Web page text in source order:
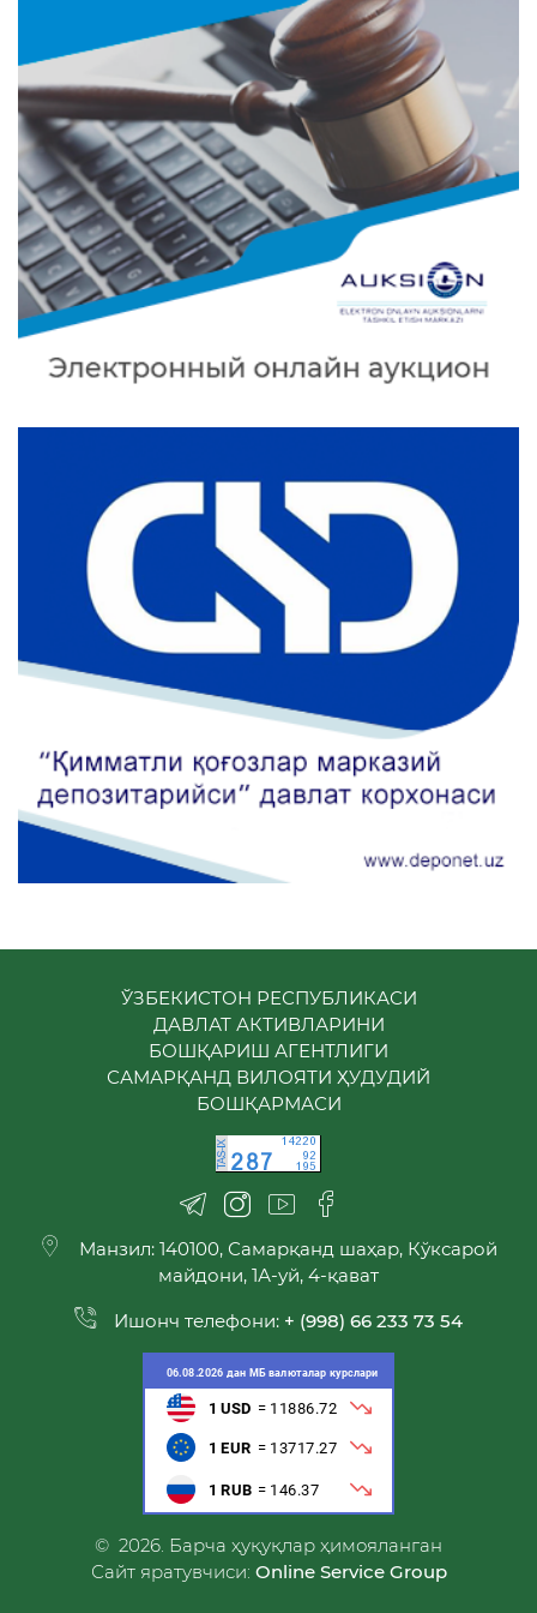
ЎЗБЕКИСТОН РЕСПУБЛИКАСИ
ДАВЛАТ АКТИВЛАРИНИ
БОШҚАРИШ АГЕНТЛИГИ
САМАРҚАНД ВИЛОЯТИ ҲУДУДИЙ
БОШҚАРМАСИ
Манзил: 140100, Самарқанд шаҳар, Кўксарой
майдони, 1А-уй, 4-қават
Ишонч телефони: + (998) 66 233 73 54
© 2026. Барча ҳуқуқлар ҳимояланган
Сайт яратувчиси: Online Service Group